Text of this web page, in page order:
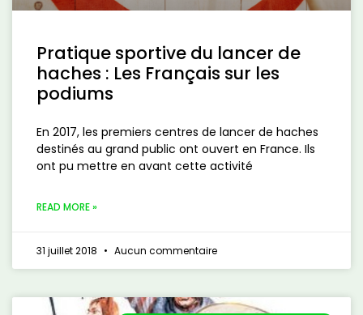
Pratique sportive du lancer de
haches : Les Français sur les
podiums
En 2017, les premiers centres de lancer de haches
destinés au grand public ont ouvert en France. Ils
ont pu mettre en avant cette activité
READ MORE »
31 juillet 2018 Aucun commentaire